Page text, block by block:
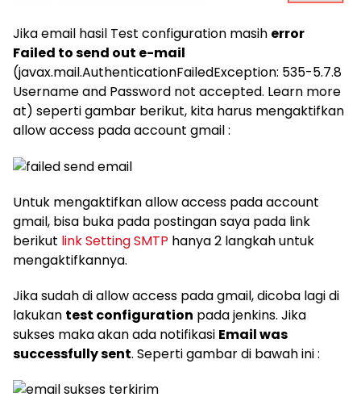
Jika email hasil Test configuration masih error
Failed to send out e-mail
(javax.mail.AuthenticationFailedException: 535-5.7.8
Username and Password not accepted. Learn more
at) seperti gambar berikut, kita harus mengaktifkan
allow access pada account gmail :
Untuk mengaktifkan allow access pada account
gmail, bisa buka pada postingan saya pada link
berikut link Setting SMTP hanya 2 langkah untuk
mengaktifkannya.
Jika sudah di allow access pada gmail, dicoba lagi di
lakukan test configuration pada jenkins. Jika
sukses maka akan ada notifikasi Email was
successfully sent. Seperti gambar di bawah ini :